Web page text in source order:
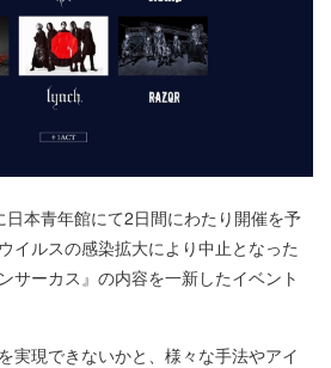
本青年館にて2日間にわたり開催を予
イルスの感染拡大により中止となった
サーカス』の内容を一新したイベント
実現できないかと、様々な手法やアイ